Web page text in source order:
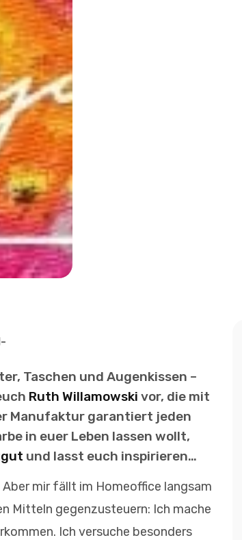
Taschen und Augenkissen –
Ruth Willamowski vor, die mit
Manufaktur garantiert jeden
in euer Leben lassen wollt,
und lasst euch inspirieren…
mir fällt im Homeoffice langsam
Mitteln gegenzusteuern: Ich mache
Ich versuche besonders